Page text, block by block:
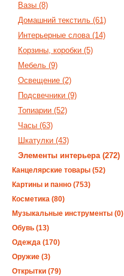
Вазы (8)
Домашний текстиль (61)
Интерьерные слова (14)
Корзины, коробки (5)
Мебель (9)
Освещение (2)
Подсвечники (9)
Топиарии (52)
Часы (63)
Шкатулки (43)
Элементы интерьера (272)
Канцелярские товары (52)
Картины и панно (753)
Косметика (80)
Музыкальные инструменты (0)
Обувь (13)
Одежда (170)
Оружие (3)
Открытки (79)